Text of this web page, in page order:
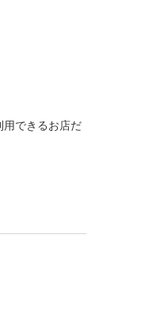
用できるお店だ